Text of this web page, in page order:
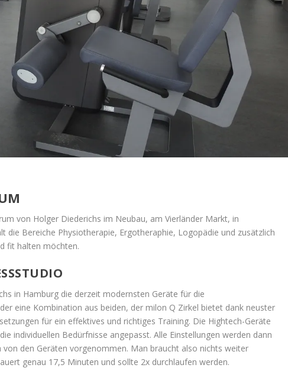
von Holger Diederichs im Neubau, am Vierländer Markt, in
Bereiche Physiotherapie, Ergotheraphie, Logopädie und zusätzlich
fit halten möchten.
in Hamburg die derzeit modernsten Geräte für die
eine Kombination aus beiden, der milon Q Zirkel bietet dank neuster
für ein effektives und richtiges Training. Die Hightech-Geräte
individuellen Bedürfnisse angepasst. Alle Einstellungen werden dann
den Geräten vorgenommen. Man braucht also nichts weiter
genau 17,5 Minuten und sollte 2x durchlaufen werden.